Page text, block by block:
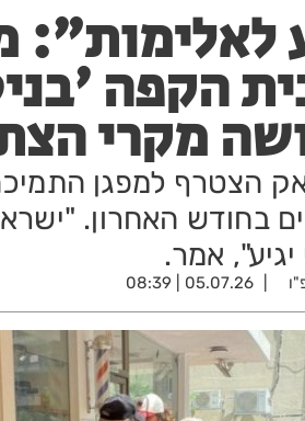
לאלימות":
הקפה
מקרי
הצטרף למפגן
בחודש האחרון.
אמר.
05.07.26 | 08:39